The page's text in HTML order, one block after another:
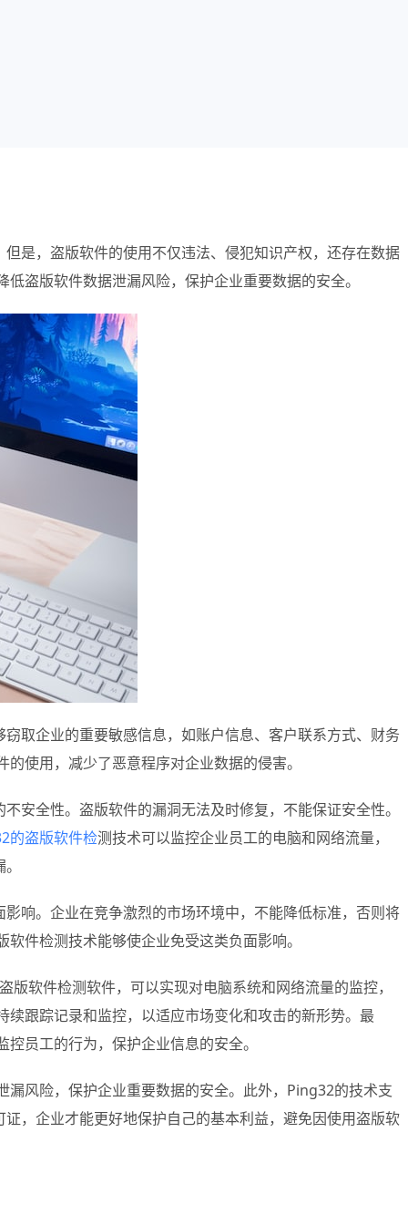
是，盗版软件的使用不仅违法、侵犯知识产权，还存在数据
盗版软件数据泄漏风险，保护企业重要数据的安全。
取企业的重要敏感信息，如账户信息、客户联系方式、财务
使用，减少了恶意程序对企业数据的侵害。
安全性。盗版软件的漏洞无法及时修复，不能保证安全性。
的盗版软件检测技术可以监控企业员工的电脑和网络流量，
响。企业在竞争激烈的市场环境中，不能降低标准，否则将
件检测技术能够使企业免受这类负面影响。
软件检测软件，可以实现对电脑系统和网络流量的监控，
跟踪记录和监控，以适应市场变化和攻击的新形势。最
员工的行为，保护企业信息的安全。
风险，保护企业重要数据的安全。此外，Ping32的技术支
，企业才能更好地保护自己的基本利益，避免因使用盗版软